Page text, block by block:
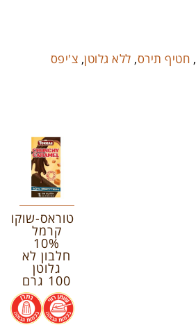
, חטיף תירס, ללא גלוטן, צ'יפס
טוראס-
קרמל
10%
חלבון לא
גלוטן
100 גרם
.
.